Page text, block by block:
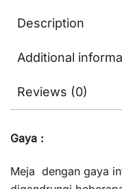
Description
Additional
Reviews (0)
Gaya :
Meja dengan gaya